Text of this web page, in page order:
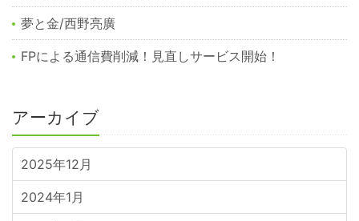
夢と金/西野亮廣
FPによる通信費削減！見直しサービス開始！
アーカイブ
2025年12月
2024年1月